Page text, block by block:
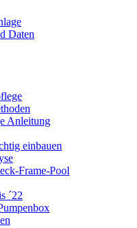
Daten
Anleitung
einbauen
Frame-Pool
´22